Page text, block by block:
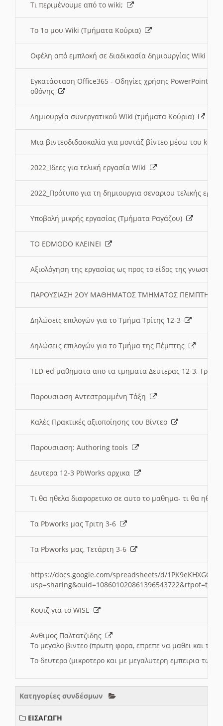
Τι περιμένουμε από το wiki;
Το 1ο μου Wiki (Τμήματα Κούρια)
Οφέλη από εμπλοκή σε διαδικασία δημιουργίας Wiki
Εγκατάσταση Office365 - Οδηγίες χρήσης PowerPoint
οθόνης
Δημιουργία συνεργατικού Wiki (τμήματα Κούρια)
Μια βιντεοδιδασκαλία για μοντάζ βίντεο μέσω του
2022_Ιδεες για τελική εργασία Wiki
2022_Πρότυπο για τη δημιουργια σεναριου τελικής
Υποβολή μικρής εργασίας (Τμήματα Ραγάζου)
ΤΟ EDMODO ΚΛΕΙΝΕΙ
Αξιολόγηση της εργασίας ως προς το είδος της
ΠΑΡΟΥΣΙΑΣΗ 2ΟΥ ΜΑΘΗΜΑΤΟΣ ΤΜΗΜΑΤΟΣ
Δηλώσεις επιλογών για το Τμήμα Τρίτης 12-3
Δηλώσεις επιλογών για το Τμήμα της Πέμπτης
TED-ed μαθηματα απο τα τμηματα Δευτερας 12-3,
Παρουσιαση Αντεστραμμένη Τάξη
Καλές Πρακτικές αξιοποίησης του Βίντεο
Παρουσιαση: Authoring tools
Δευτερα 12-3 PbWorks αρχικα
Τι θα ηθελα διαφορετικο σε αυτο το μαθημα- τι θα
Τα Pbworks μας Τριτη 3-6
Τα Pbworks μας, Τετάρτη 3-6
https://docs.google.com/spreadsheets/d/
Κουιζ για το WISE
Ανθιμος Παλτατζιδης
Το μεγαλο βιντεο (πρωτη φορα, επρεπε να μαθει και το
Το δευτερο (μικροτερο και με μεγαλυτερη εμπειρια
Κατηγορίες συνδέσμων
ΕΙΣΑΓΩΓΗ